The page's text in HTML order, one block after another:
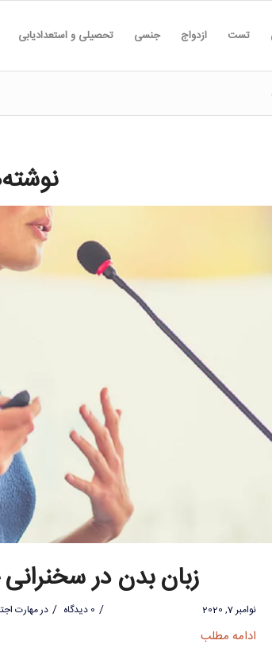
تست ازدواج جنسی تحصیلی و استعدادیابی
زبان بدن در
نوامبر 7, 2020 / 0 دیدگاه / درمهارت
ادامه مطلب